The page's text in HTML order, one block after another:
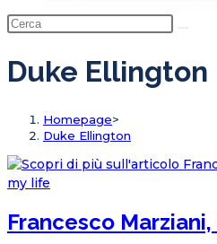
Duke Ellington
Homepage>
Duke Ellington
Francesco